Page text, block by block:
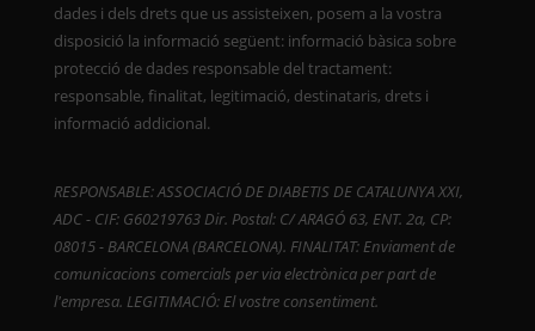
dades i dels drets que us assisteixen, posem a la vostra
disposició la informació següent: informació bàsica sobre
protecció de dades responsable del tractament:
responsable, finalitat, legitimació, destinataris, drets i
informació addicional.
RESPONSABLE: ASSOCIACIÓ DE DIABETIS DE CATALUNYA XXI,
ADC - CIF: G60219763 Dir. Postal: C/ ARAGÓ 63, ENT. 2a, CP:
08015 - BARCELONA (BARCELONA). FINALITAT: Enviament de
comunicacions comercials per via electrònica per part de
l'empresa. LEGITIMACIÓ: El vostre consentiment.